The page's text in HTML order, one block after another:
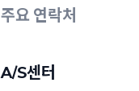
주요 연락처
A/S센터